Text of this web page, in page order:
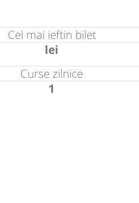
Cel mai ieftin bilet
lei
Curse zilnice
1